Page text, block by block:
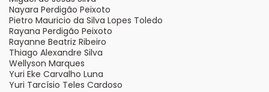
Nayara Perdigão Peixoto
Pietro Mauricio da Silva Lopes Toledo
Rayana Perdigão Peixoto
Rayanne Beatriz Ribeiro
Thiago Alexandre Silva
Wellyson Marques
Yuri Eke Carvalho Luna
Yuri Tarcísio Teles Cardoso